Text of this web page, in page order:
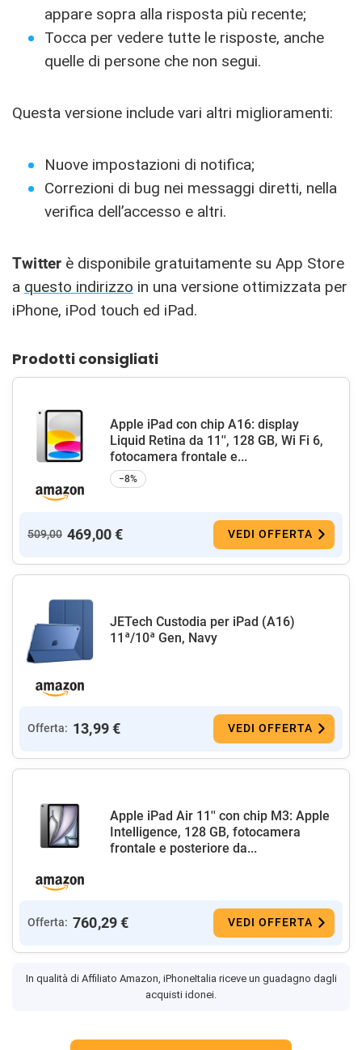
appare sopra alla risposta più recente;
Tocca per vedere tutte le risposte, anche
quelle di persone che non segui.
Questa versione include vari altri miglioramenti:
Nuove impostazioni di notifica;
Correzioni di bug nei messaggi diretti, nella
verifica dell’accesso e altri.
Twitter è disponibile gratuitamente su App Store
a questo indirizzo in una versione ottimizzata per
iPhone, iPod touch ed iPad.
Prodotti consigliati
Apple iPad con chip A16: display
Liquid Retina da 11'', 128 GB, Wi Fi 6,
fotocamera frontale e...
−8%
509,00 469,00 € VEDI OFFERTA
JETech Custodia per iPad (A16)
11ª/10ª Gen, Navy
Offerta: 13,99 € VEDI OFFERTA
Apple iPad Air 11'' con chip M3: Apple
Intelligence, 128 GB, fotocamera
frontale e posteriore da...
Offerta: 760,29 € VEDI OFFERTA
In qualità di Affiliato Amazon, iPhoneItalia riceve un guadagno dagli
acquisti idonei.